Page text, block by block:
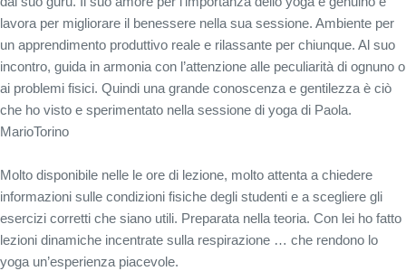
lavora per migliorare il benessere nella sua sessione. Ambiente per
un apprendimento produttivo reale e rilassante per chiunque. Al suo
incontro, guida in armonia con l’attenzione alle peculiarità di ognuno o
ai problemi fisici. Quindi una grande conoscenza e gentilezza è ciò
che ho visto e sperimentato nella sessione di yoga di Paola.
MarioTorino
Molto disponibile nelle le ore di lezione, molto attenta a chiedere
informazioni sulle condizioni fisiche degli studenti e a scegliere gli
esercizi corretti che siano utili. Preparata nella teoria. Con lei ho fatto
lezioni dinamiche incentrate sulla respirazione … che rendono lo
yoga un’esperienza piacevole.